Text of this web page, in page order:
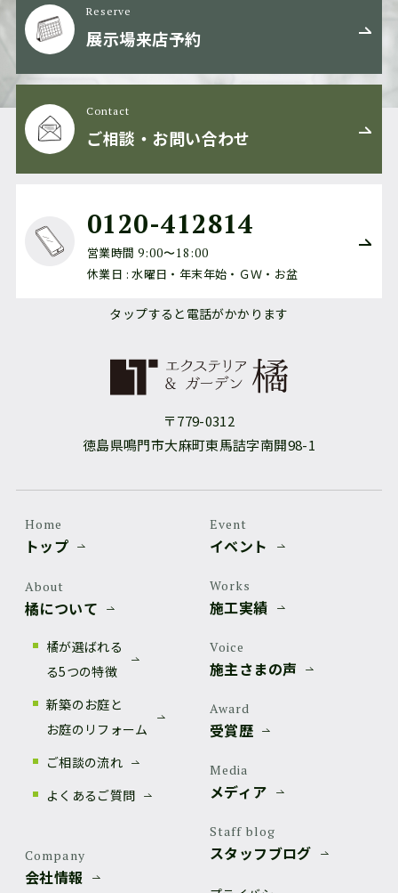
Reserve
展示場来店予約
Contact
ご相談・お問い合わせ
0120-412814
営業時間 9:00〜18:00
休業日 : 水曜日・年末年始・ＧＷ・お盆
タップすると電話がかかります
〒779-0312
徳島県鳴門市大麻町東馬詰字南開98-1
Home
トップ
About
橘について
橘が選ばれる
る5つの特徴
新築のお庭と
お庭のリフォーム
ご相談の流れ
よくあるご質問
Company
会社情報
Event
イベント
Works
施工実績
Voice
施主さまの声
Award
受賞歴
Media
メディア
Staff blog
スタッフブログ